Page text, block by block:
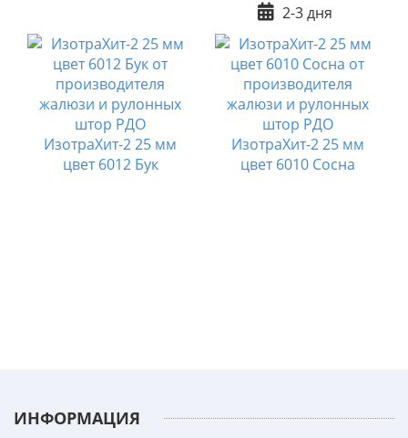
2-3 дня
ИзотраХит-2 25 мм
цвет 6012 Бук
ИзотраХит-2 25 мм
цвет 6010 Сосна
ИНФОРМАЦИЯ